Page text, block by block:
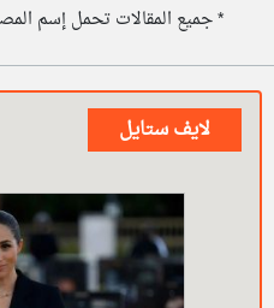
* جميع المقالات تحمل إسم
لايف ستايل